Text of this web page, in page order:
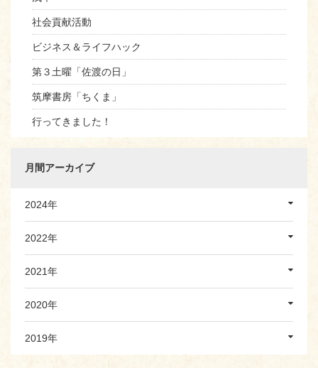
社会貢献活動
ビジネス＆ライフハック
第３土曜「佐渡の日」
筑摩書房「ちくま」
行ってきました！
月間アーカイブ
2024年
2022年
2021年
2020年
2019年